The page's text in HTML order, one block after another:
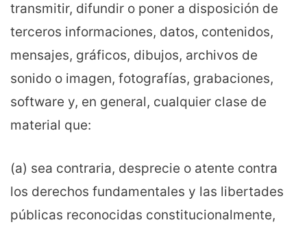
transmitir, difundir o poner a disposición de
terceros informaciones, datos, contenidos,
mensajes, gráficos, dibujos, archivos de
sonido o imagen, fotografías, grabaciones,
software y, en general, cualquier clase de
material que:
(a) sea contraria, desprecie o atente contra
los derechos fundamentales y las libertades
públicas reconocidas constitucionalmente,